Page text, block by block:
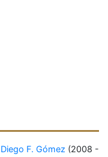
Diego F. Gómez (2008 -